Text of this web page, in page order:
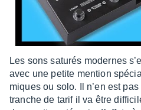
Les sons satu­rés modernes
avec une petite mention
miques ou solo. Il n’en est
tranche de tarif il va être